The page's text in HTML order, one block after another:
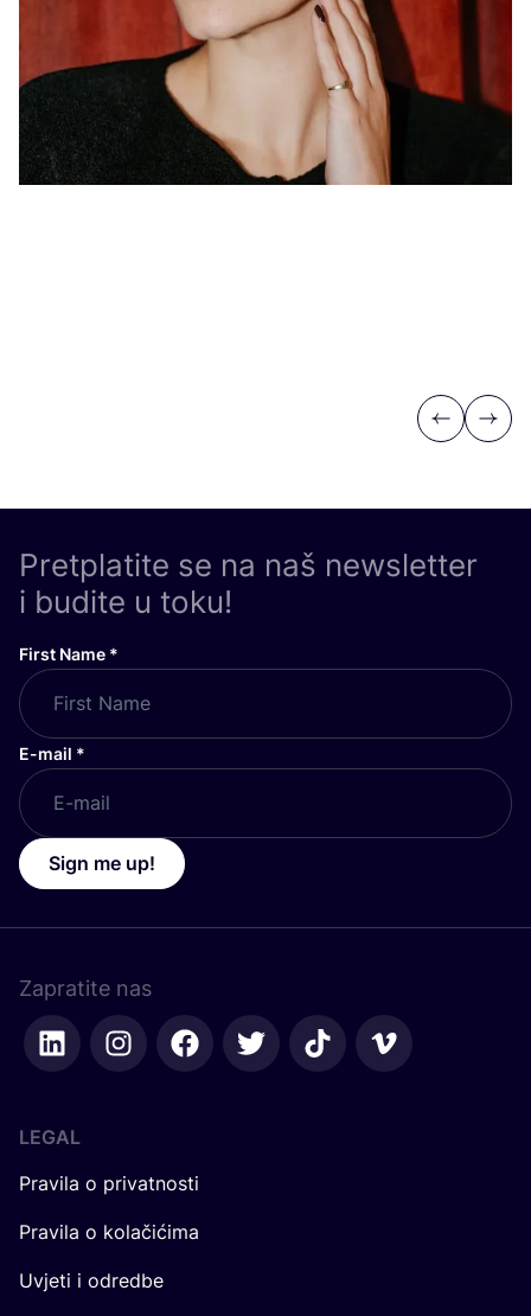
Previous
Next
Pretplatite se na naš newsletter
i budite u toku!
First Name *
E-mail *
Sign me up!
Zapratite nas
LEGAL
Pravila o privatnosti
Pravila o kolačićima
Uvjeti i odredbe